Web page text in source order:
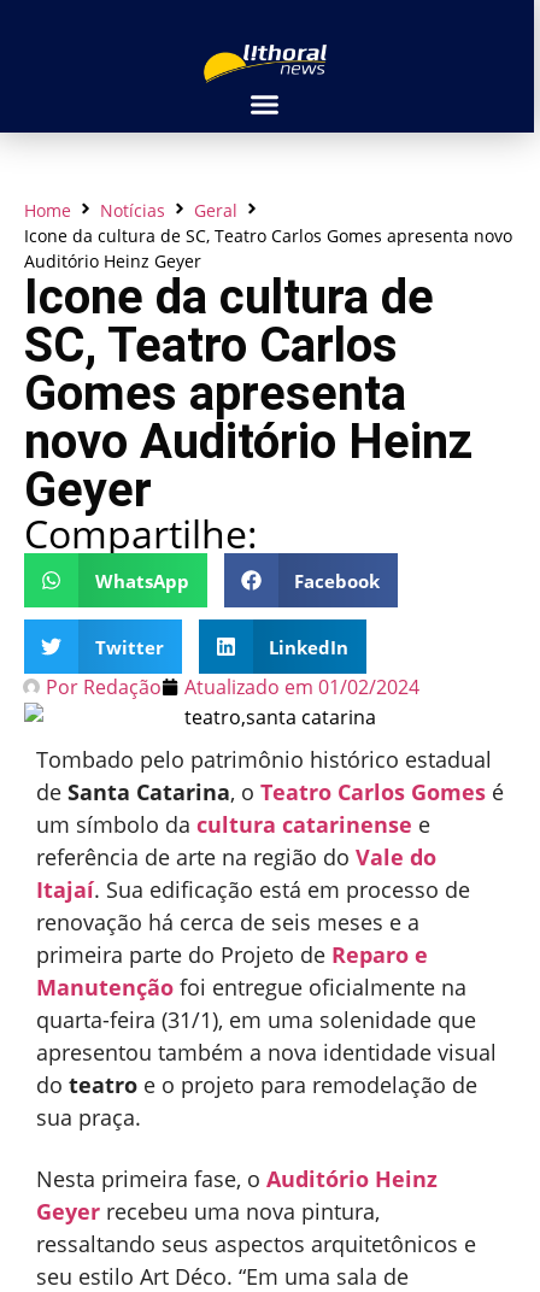
Home Notícias
Geral
Icone da cultura de SC, Teatro Carlos Gomes apresenta novo
Auditório Heinz Geyer
Icone da cultura de
SC, Teatro Carlos
Gomes apresenta
novo Auditório Heinz
Geyer
Compartilhe:
WhatsApp Facebook
Twitter LinkedIn
Por Redação Atualizado em 01/02/2024
Tombado pelo patrimônio histórico estadual
de Santa Catarina, o Teatro Carlos Gomes é
um símbolo da cultura catarinense e
referência de arte na região do Vale do
Itajaí. Sua edificação está em processo de
renovação há cerca de seis meses e a
primeira parte do Projeto de Reparo e
Manutenção foi entregue oficialmente na
quarta-feira (31/1), em uma solenidade que
apresentou também a nova identidade visual
do teatro e o projeto para remodelação de
sua praça.
Nesta primeira fase, o Auditório Heinz
Geyer recebeu uma nova pintura,
ressaltando seus aspectos arquitetônicos e
seu estilo Art Déco. “Em uma sala de